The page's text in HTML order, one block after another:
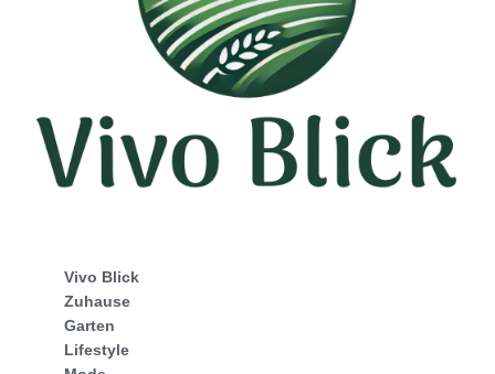
Vivo Blick
Zuhause
Garten
Lifestyle